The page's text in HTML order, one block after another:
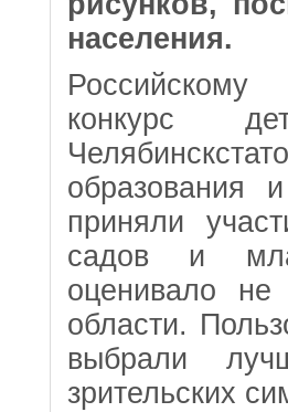
населения.
Российскому
конкурс
образования
приняли
садов и
оценивало
области.
выбрали
зрительских